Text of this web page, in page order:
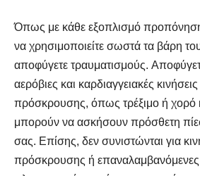
Όπως με κάθε εξοπλισμό
να χρησιμοποιείτε σωστά τα βάρη
αποφύγετε τραυματισμούς.
αερόβιες και καρδιαγγειακές
πρόσκρουσης, όπως τρέξιμο ή χορό
μπορούν να ασκήσουν πρόσθετη
σας. Επίσης, δεν συνιστώνται για
πρόσκρουσης ή επαναλαμβανόμενες